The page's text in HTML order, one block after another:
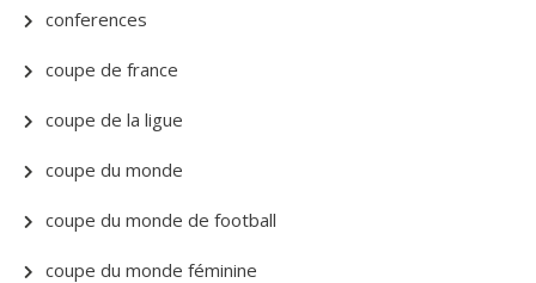
conferences
coupe de france
coupe de la ligue
coupe du monde
coupe du monde de football
coupe du monde féminine